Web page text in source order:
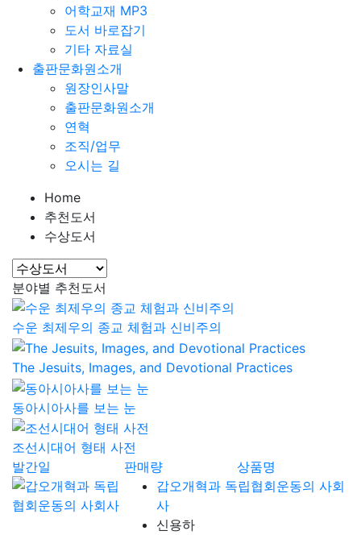
어학교재 MP3
도서 바로잡기
기타 자료실
출판문화원소개
원장인사말
출판문화원소개
연혁
조직/업무
오시는 길
Home
추천도서
수상도서
분야별 추천도서
수운 최제우의 종교 체험과 신비주의
The Jesuits, Images, and Devotional Practices
동아시아사를 보는 눈
조선시대어 형태 사전
발간일
판매량
상품명
갑오개혁과 독립협회운동의 사회
사
신용하